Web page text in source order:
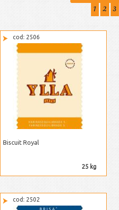
1
2 3
cod: 2506
Biscuit Royal
25 kg
cod: 2502